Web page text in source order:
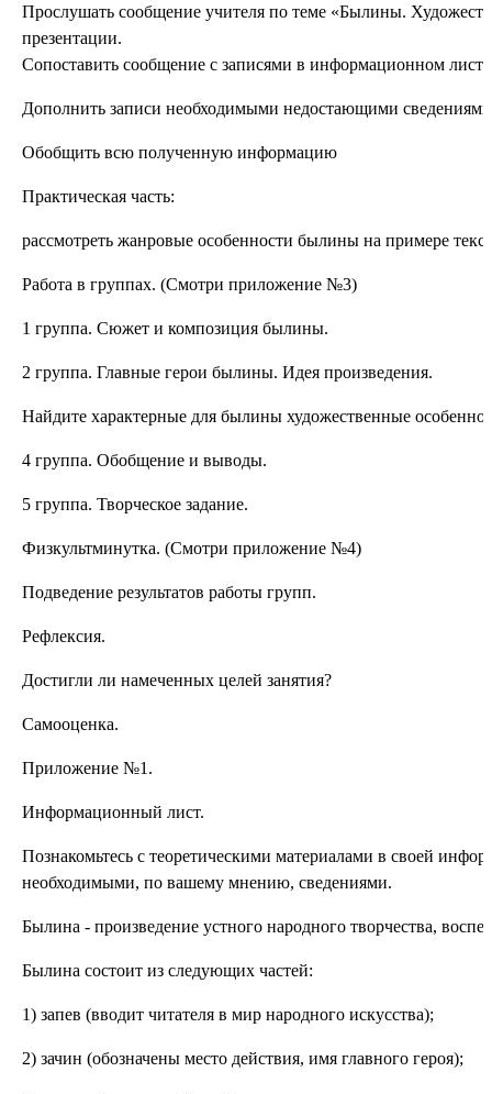
Прослушать сообщение учителя по теме «Былины.
презентации.
Сопоставить сообщение с записями в информационном
Дополнить записи необходимыми недостающими
Обобщить всю полученную информацию
Практическая часть:
рассмотреть жанровые особенности былины на примере
Работа в группах. (Смотри приложение №3)
1 группа. Сюжет и композиция былины.
2 группа. Главные герои былины. Идея произведения.
Найдите характерные для былины художественные
4 группа. Обобщение и выводы.
5 группа. Творческое задание.
Физкультминутка. (Смотри приложение №4)
Подведение результатов работы групп.
Рефлексия.
Достигли ли намеченных целей занятия?
Самооценка.
Приложение №1.
Информационный лист.
Познакомьтесь с теоретическими материалами в своей
необходимыми, по вашему мнению, сведениями.
Былина - произведение устного народного
Былина состоит из следующих частей:
1) запев (вводит читателя в мир народного искусства);
2) зачин (обозначены место действия, имя главного героя);